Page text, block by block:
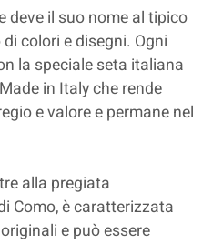
deve il suo nome al tipico
colori e disegni. Ogni
la speciale seta italiana
in Italy che rende
e valore e permane nel
alla pregiata
Como, è caratterizzata
e può essere